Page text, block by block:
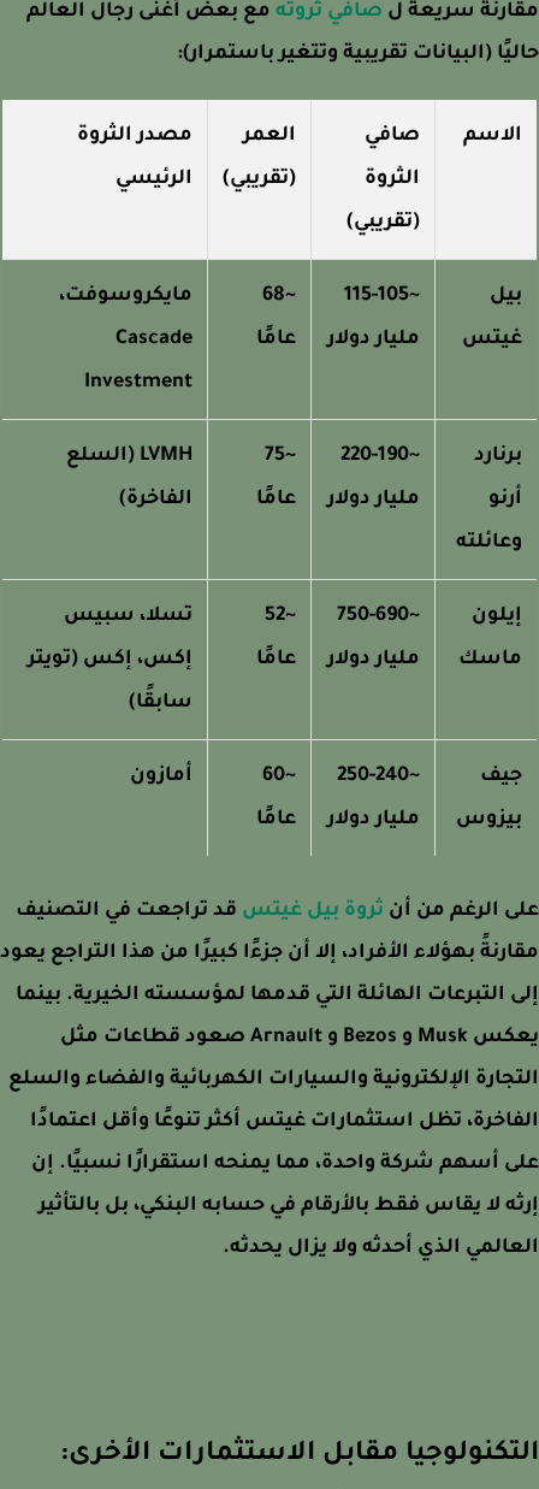
سريعة ل صافي ثروتهمع بعض أغنى رجال العالم
(البيانات تقريبية وتتغير باستمرار):
صافي
الثروة
(تقريبي)
العمر
(تقريبي)
مصدر الثروة
الرئيسي
~115-105
مليار دولار
~68
عامًا
مايكروسوفت،
Cascade
Investment
~220-190
مليار دولار
~75
عامًا
LVMH (السلع
الفاخرة)
~750-690
مليار دولار
~52
عامًا
تسلا، سبيس
إكس، إكس (تويتر
سابقًا)
~250-240
مليار دولار
~60
عامًا
أمازون
الرغم من أنثروة بيل غيتسقد تراجعت في التصنيف
بهؤلاء الأفراد، إلا أن جزءًا كبيرًا من هذا التراجع يعود
التبرعات الهائلة التي قدمها لمؤسسته الخيرية. بينما
يعكس Musk و Bezos و Arnault صعود قطاعات مثل
الإلكترونية والسيارات الكهربائية والفضاء والسلع
تظل استثمارات غيتس أكثر تنوعًا وأقل اعتمادًا
أسهم شركة واحدة، مما يمنحه استقرارًا نسبيًا. إن
لا يقاس فقط بالأرقام في حسابه البنكي، بل بالتأثير
الذي أحدثه ولا يزال يحدثه.
مقابل الاستثمارات الأخرى: